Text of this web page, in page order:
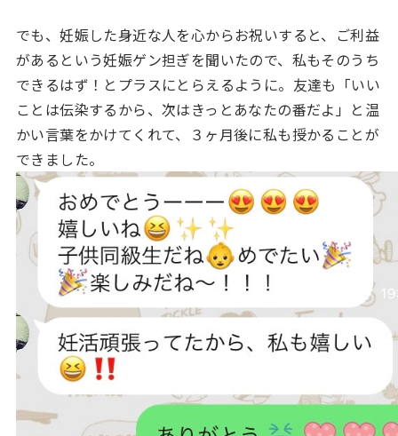
でも、妊娠した身近な人を心からお祝いすると、ご利益
があるという妊娠ゲン担ぎを聞いたので、私もそのうち
できるはず！とプラスにとらえるように。友達も「いい
ことは伝染するから、次はきっとあなたの番だよ」と温
かい言葉をかけてくれて、３ヶ月後に私も授かることが
できました。